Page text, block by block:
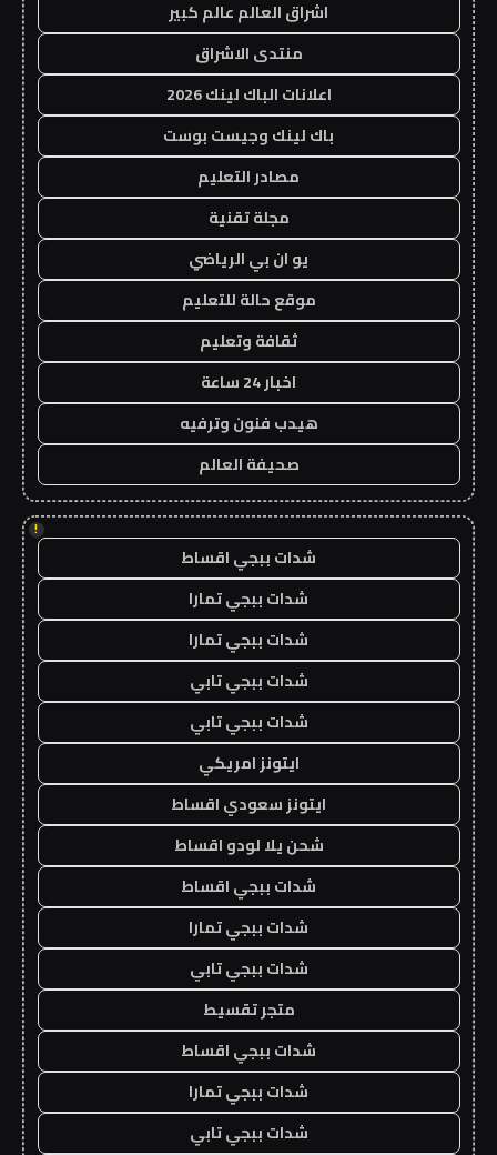
اشراق العالم عالم كبير
منتدى الاشراق
اعلانات الباك لينك 2026
باك لينك وجيست بوست
مصادر التعليم
مجلة تقنية
يو ان بي الرياضي
موقع حالة للتعليم
ثقافة وتعليم
اخبار 24 ساعة
هيدب فنون وترفيه
صحيفة العالم
!
شدات ببجي اقساط
شدات ببجي تمارا
شدات ببجي تمارا
شدات ببجي تابي
شدات ببجي تابي
ايتونز امريكي
ايتونز سعودي اقساط
شحن يلا لودو اقساط
شدات ببجي اقساط
شدات ببجي تمارا
شدات ببجي تابي
متجر تقسيط
شدات ببجي اقساط
شدات ببجي تمارا
شدات ببجي تابي